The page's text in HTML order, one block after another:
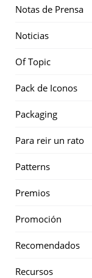
Notas de Prensa
Noticias
Of Topic
Pack de Iconos
Packaging
Para reir un rato
Patterns
Premios
Promoción
Recomendados
Recursos